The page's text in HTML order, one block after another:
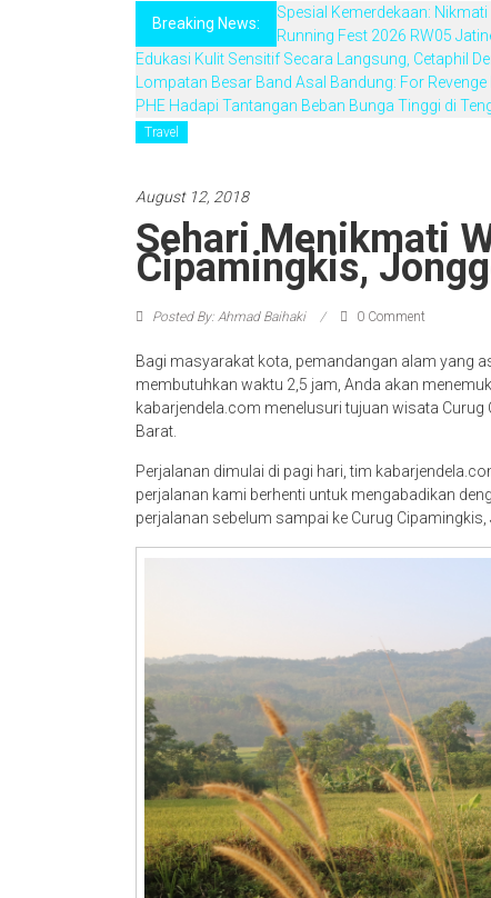
Breaking News:
Spesial Kemerdekaan:
Running Fest 2026 RW05
Edukasi Kulit Sensitif Secara Langsung, Cetaphil
Lompatan Besar Band Asal Bandung: For
PHE Hadapi Tantangan Beban Bunga Tinggi di
Travel
August 12, 2018
Sehari Menikmati
Cipamingkis,
Posted By: Ahmad Baihaki 0 Comment
Bagi masyarakat kota, pemandangan alam yang
membutuhkan waktu 2,5 jam, Anda akan
kabarjendela.com menelusuri tujuan wisata
Barat.
Perjalanan dimulai di pagi hari, tim
perjalanan kami berhenti untuk mengabadikan
perjalanan sebelum sampai ke Curug